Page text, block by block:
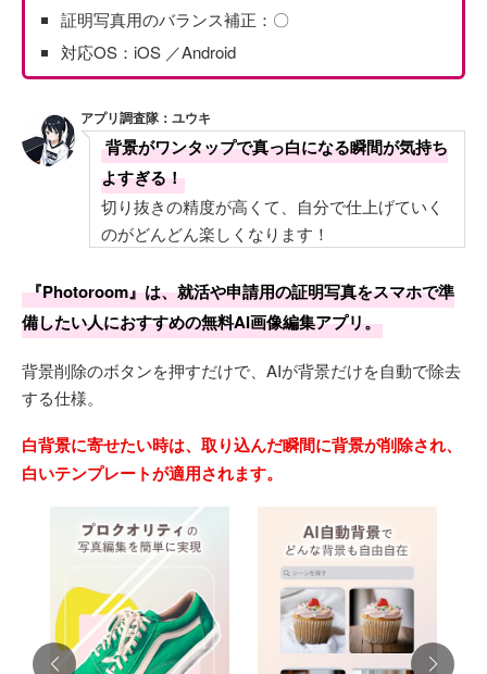
証明写真用のバランス補正：〇
対応OS：iOS ／Android
アプリ調査隊：ユウキ
背景がワンタップで真っ白になる瞬間が気持ち
よすぎる！
切り抜きの精度が高くて、自分で仕上げていく
のがどんどん楽しくなります！
『Photoroom』は、就活や申請用の証明写真をスマホで準
備したい人におすすめの無料AI画像編集アプリ。
背景削除のボタンを押すだけで、AIが背景だけを自動で除去
する仕様。
白背景に寄せたい時は、取り込んだ瞬間に背景が削除され、
白いテンプレートが適用されます。